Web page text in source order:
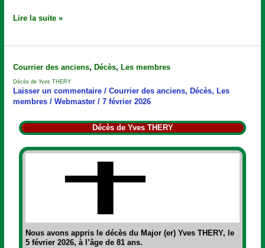
Lire la suite »
Courrier des anciens, Décès, Les membres
Décès de Yves THERY
Laisser un commentaire /Courrier des anciens, Décès, Les
membres /Webmaster/7 février 2026
Décès de Yves THERY
Nous avons appris le décès du Major (er) Yves THERY, le
5 février 2026, à l’âge de 81 ans.
Décès
Yves
THERY